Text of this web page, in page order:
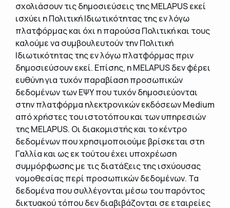
σχολιάσουν τις δημοσιεύσεις της MELAPUS εκεί
ισχύει η Πολιτική Ιδιωτικότητας της εν λόγω
πλατφόρμας και όχι η παρούσα Πολιτική και τους
καλούμε να συμβουλευτούν την Πολιτική
Ιδιωτικότητας της εν λόγω πλατφόρμας πριν
δημοσιεύσουν εκεί. Επίσης, η MELAPUS δεν φέρει
ευθύνη για τυχόν παραβίαση προσωπικών
δεδομένων των ΕΨΥ που τυχόν δημοσιεύονται
στην πλατφόρμα ηλεκτρονικών εκδόσεων Medium
από χρήστες του ιστοτόπου και των υπηρεσιών
της MELAPUS. Οι διακομιστής και το κέντρο
δεδομένων που χρησιμοποιούμε βρίσκεται στη
Γαλλία και ως εκ τούτου έχει υποχρέωση
συμμόρφωσης με τις διατάξεις της ισχύουσας
νομοθεσίας περί προσωπικών δεδομένων. Τα
δεδομένα που συλλέγονται μέσω του παρόντος
δικτυακού τόπου δεν διαβιβάζονται σε εταιρείες